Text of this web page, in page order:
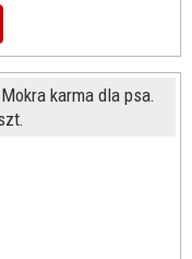
karma dla psa.